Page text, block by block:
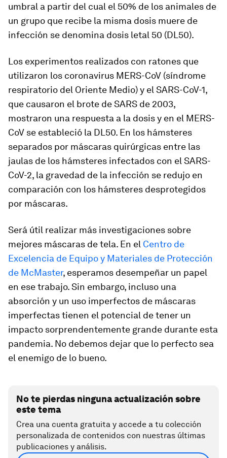
umbral a partir del cual el 50% de los animales de
un grupo que recibe la misma dosis muere de
infección se denomina dosis letal 50 (DL50).
Los experimentos realizados con ratones que
utilizaron los coronavirus MERS-CoV (síndrome
respiratorio del Oriente Medio) y el SARS-CoV-1,
que causaron el brote de SARS de 2003,
mostraron una respuesta a la dosis y en el MERS-
CoV se estableció la DL50. En los hámsteres
separados por máscaras quirúrgicas entre las
jaulas de los hámsteres infectados con el SARS-
CoV-2, la gravedad de la infección se redujo en
comparación con los hámsteres desprotegidos
por máscaras.
Será útil realizar más investigaciones sobre
mejores máscaras de tela. En el Centro de
Excelencia de Equipo y Materiales de Protección
de McMaster, esperamos desempeñar un papel
en ese trabajo. Sin embargo, incluso una
absorción y un uso imperfectos de máscaras
imperfectas tienen el potencial de tener un
impacto sorprendentemente grande durante esta
pandemia. No debemos dejar que lo perfecto sea
el enemigo de lo bueno.
No te pierdas ninguna actualización sobre
este tema
Crea una cuenta gratuita y accede a tu colección
personalizada de contenidos con nuestras últimas
publicaciones y análisis.